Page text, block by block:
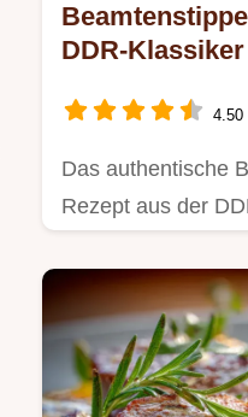
DDR-
4.50
Das authentische
Rezept aus der
überzeugt…